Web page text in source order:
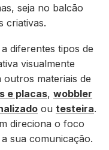
seja no balcão
criativas.
diferentes tipos de
visualmente
materiais de
e placas, wobbler
ou testeira.
direciona o foco
sua comunicação.